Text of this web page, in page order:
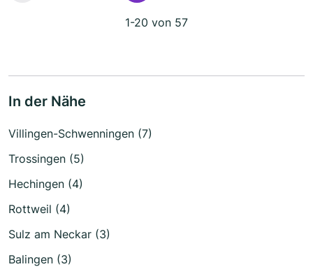
1-20 von 57
In der Nähe
Villingen-Schwenningen (7)
Trossingen (5)
Hechingen (4)
Rottweil (4)
Sulz am Neckar (3)
Balingen (3)